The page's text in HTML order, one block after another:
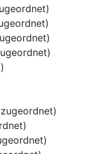
im Sinne von
zeige sich vor
Ist-Ergebnissen
übersehe die
bei der Analyse
den Geschäftsjahren
niedrigerem
geführt hätten.
des Umsatzes
Mrd., wenn die L…
von lediglich € 2,08